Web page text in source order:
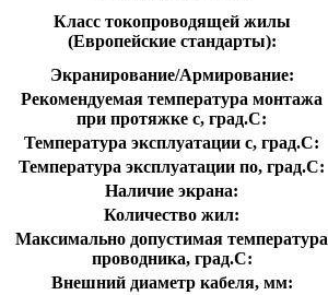
Класс токопроводящей жилы
(Европейские стандарты):
Экранирование/Армирование:
Рекомендуемая температура монтажа
при протяжке с, град.C:
Температура эксплуатации с, град.C:
Температура эксплуатации по, град.C:
Наличие экрана:
Количество жил:
Максимально допустимая температура
проводника, град.C:
Внешний диаметр кабеля, мм: